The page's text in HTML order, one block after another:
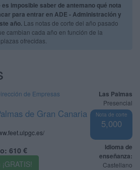
es imposible saber de antemano qué nota
para entrar en ADE - Administración y
año. Las notas de corte del año pasado
cambian cada año en función de la
ofrecidas.
Las Palmas
Presencial
Nota de corte
5,000
Idioma de
enseñanza:
Castellano
de Empresas
de Gran Canaria
610 €